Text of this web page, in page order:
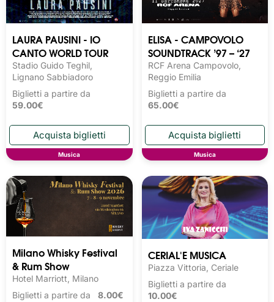
LAURA PAUSINI - IO
CANTO WORLD TOUR
Stadio Guido Teghil,
Lignano Sabbiadoro
Biglietti a partire da
59.00€
Musica
ELISA - CAMPOVOLO
SOUNDTRACK ’97 – ‘27
RCF Arena Campovolo,
Reggio Emilia
Biglietti a partire da
65.00€
Musica
Milano Whisky Festival
& Rum Show
Hotel Marriott, Milano
Biglietti a partire da 8.00€
CERIAL'E MUSICA
Piazza Vittoria, Ceriale
Biglietti a partire da
10.00€